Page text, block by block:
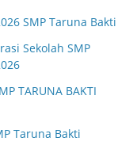
SMP Taruna Bakti
Sekolah SMP
TARUNA BAKTI
Taruna Bakti